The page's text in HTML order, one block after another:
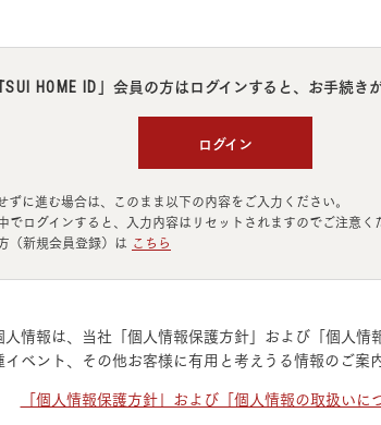
HOME ID 」会員の方はログインすると、 お手続き
ログイン
に進む場合は、このまま以下の内容をご入力ください。
ログインすると、入力内容はリセットされますのでご注意く
（新規会員登録）は こちら
情報は、当社「個人情報保護方針」および「個人情
ベント、その他お客様に有用と考えうる情報のご案
「個人情報保護方針」および「個人情報の取扱いに